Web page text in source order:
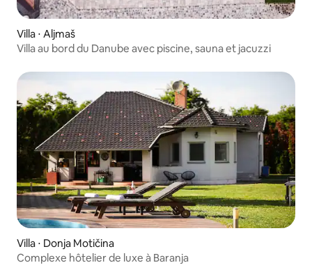
Villa ⋅ Aljmaš
Villa au bord du Danube avec piscine, sauna et jacuzzi
Villa ⋅ Donja Motičina
Complexe hôtelier de luxe à Baranja